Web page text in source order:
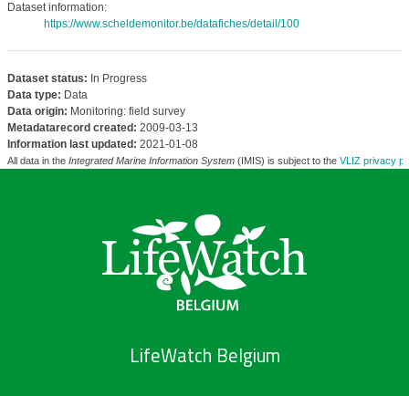
Dataset information:
https://www.scheldemonitor.be/datafiches/detail/100
Dataset status: In Progress
Data type: Data
Data origin: Monitoring: field survey
Metadatarecord created: 2009-03-13
Information last updated: 2021-01-08
All data in the Integrated Marine Information System(IMIS) is subject to the VLIZ privacy
LifeWatch Belgium